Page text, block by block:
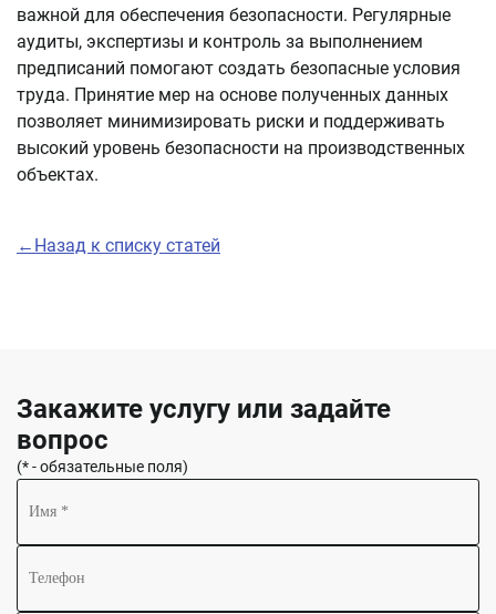
важной для обеспечения безопасности. Регулярные
аудиты, экспертизы и контроль за выполнением
предписаний помогают создать безопасные условия
труда. Принятие мер на основе полученных данных
позволяет минимизировать риски и поддерживать
высокий уровень безопасности на производственных
объектах.
←Назад к списку статей
Закажите услугу или задайте
вопрос
(* - обязательные поля)